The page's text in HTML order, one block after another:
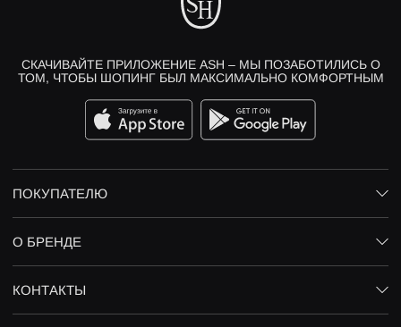
СКАЧИВАЙТЕ ПРИЛОЖЕНИЕ ASH – МЫ ПОЗАБОТИЛИСЬ О
ТОМ, ЧТОБЫ ШОПИНГ БЫЛ МАКСИМАЛЬНО КОМФОРТНЫМ
ПОКУПАТЕЛЮ
О БРЕНДЕ
КОНТАКТЫ